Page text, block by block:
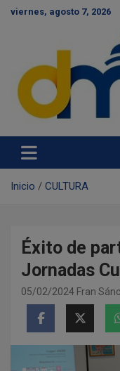
o
t
viernes, agosto 7, 2026
Diario de
Inicio CULTURA
Éxito de
Jornadas
05/02/2024 Fran